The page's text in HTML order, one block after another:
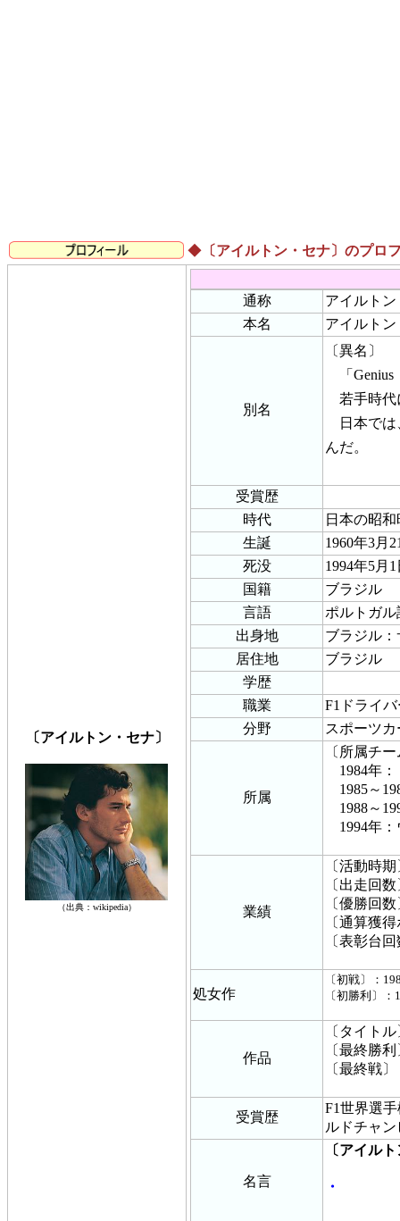
◆ 〔アイルトン・セナ〕のプロ
〔アイルトン・セナ〕
（出典：wikipedia）
通称
アイルトン
本名
アイルトン
別名
〔異名〕
「Genius
若手時代
日本では
んだ。
受賞歴
時代
日本の昭
生誕
1960年3月
死没
1994年5月
国籍
ブラジル
言語
ポルトガル
出身地
ブラジル
居住地
ブラジル
学歴
職業
F1ドライ
分野
スポーツ
所属
〔所属チ
1984年：
1985～
1988～
1994年：
業績
〔活動時
〔出走回
〔優勝回
〔通算獲
〔表彰台
処女作
〔初戦〕：
〔初勝利〕
作品
〔タイト
〔最終勝
〔最終戦
受賞歴
F1世界選
ルドチャ
名言
〔アイル
・